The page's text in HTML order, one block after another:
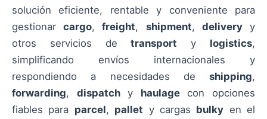
solución eficiente, rentable y conveniente para
gestionarcargo,freight, shipment, deliveryy
otros servicios detransport y logistics,
simplificando envíos internacionales y
respondiendo a necesidades de shipping,
forwarding, dispatchy haulagecon opciones
fiables para parcel, pallet y cargas bulky en el